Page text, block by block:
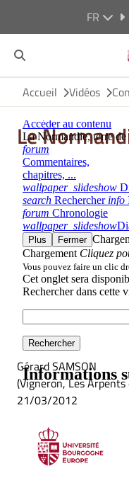
FR
Accueil Vidéos
Le
Gérard SAMSON
(Vigneron, Les Arpents
21/03/2012